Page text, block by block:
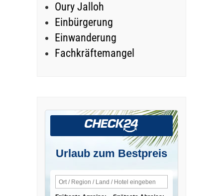
Oury Jalloh
Einbürgerung
Einwanderung
Fachkräftemangel
Urlaub zum Bestpreis